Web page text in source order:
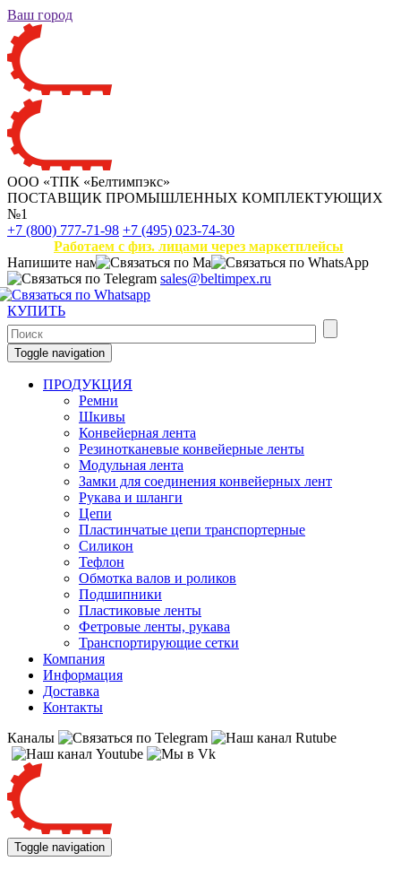
Ваш город
ООО «ТПК «Белтимпэкс»
ПОСТАВЩИК ПРОМЫШЛЕННЫХ КОМПЛЕКТУЮЩИХ
№1
+7 (800) 777-71-98 +7 (495) 023-74-30
Работаем с физ. лицами через маркетплейсы
Напишите нам
sales@beltimpex.ru
КУПИТЬ
Toggle navigation
ПРОДУКЦИЯ
Ремни
Шкивы
Конвейерная лента
Резинотканевые конвейерные ленты
Модульная лента
Замки для соединения конвейерных лент
Рукава и шланги
Цепи
Пластинчатые цепи транспортерные
Силикон
Тефлон
Обмотка валов и роликов
Подшипники
Пластиковые ленты
Фетровые ленты, рукава
Транспортирующие сетки
Компания
Информация
Доставка
Контакты
Каналы
Toggle navigation